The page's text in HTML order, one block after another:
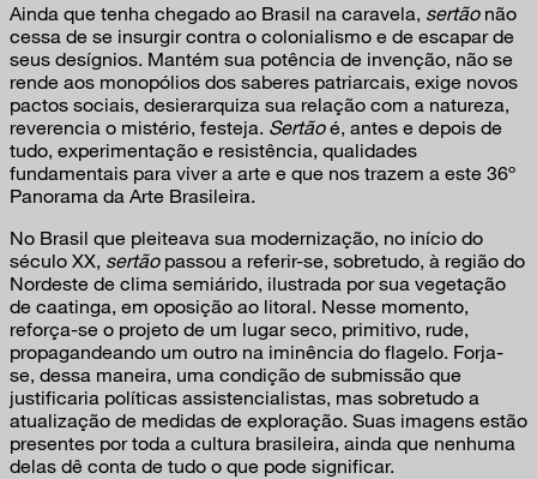
Ainda que tenha chegado ao Brasil na caravela, sertão não
cessa de se insurgir contra o colonialismo e de escapar de
seus desígnios. Mantém sua potência de invenção, não se
rende aos monopólios dos saberes patriarcais, exige novos
pactos sociais, desierarquiza sua relação com a natureza,
reverencia o mistério, festeja. Sertãoé, antes e depois de
tudo, experimentação e resistência, qualidades
fundamentais para viver a arte e que nos trazem a este 36º
Panorama da Arte Brasileira.
No Brasil que pleiteava sua modernização, no início do
século XX, sertão passou a referir-se, sobretudo, à região do
Nordeste de clima semiárido, ilustrada por sua vegetação
de caatinga, em oposição ao litoral. Nesse momento,
reforça-se o projeto de um lugar seco, primitivo, rude,
propagandeando um outro na iminência do flagelo. Forja-
se, dessa maneira, uma condição de submissão que
justificaria políticas assistencialistas, mas sobretudo a
atualização de medidas de exploração. Suas imagens estão
presentes por toda a cultura brasileira, ainda que nenhuma
delas dê conta de tudo o que pode significar.